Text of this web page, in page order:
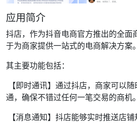
应用简介
抖店，作为抖音电商官方推出的全面
于为商家提供一站式的电商解决方案。
其主要功能包括：
【即时通讯】通过抖店，商家可以
通，确保不错过任何一笔交易的商机。
【消息通知】抖店能够实时推送店